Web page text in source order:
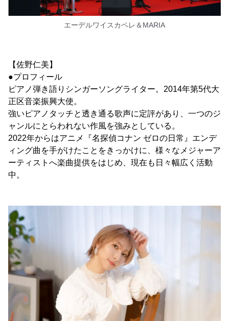
エーデルワイスカペレ＆MARIA
【佐野仁美】
●プロフィール
ピアノ弾き語りシンガーソングライター。2014年第5代大
正区音楽振興大使。
強いピアノタッチと透き通る歌声に定評があり、一つのジ
ャンルにとらわれない作風を強みとしている。
2022年からはアニメ『名探偵コナン ゼロの日常』エンデ
ィング曲を手がけたことをきっかけに、様々なメジャーア
ーティストへ楽曲提供をはじめ、現在も日々幅広く活動
中。